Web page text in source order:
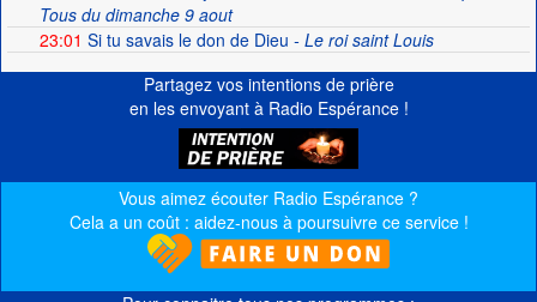
Tous du dimanche 9 aout
23:01 Si tu savais le don de Dieu - Le roi saint Louis
Partagez vos intentions de prière
en les envoyant à Radio Espérance !
Vous aimez écouter Radio Espérance ?
Cela a un coût : aidez-nous à poursuivre ce service !